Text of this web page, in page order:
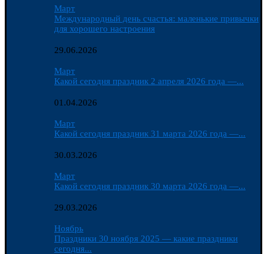
Март
Международный день счастья: маленькие привычки
для хорошего настроения
29.06.2026
Март
Какой сегодня праздник 2 апреля 2026 года —...
01.04.2026
Март
Какой сегодня праздник 31 марта 2026 года —...
30.03.2026
Март
Какой сегодня праздник 30 марта 2026 года —...
29.03.2026
Ноябрь
Праздники 30 ноября 2025 — какие праздники
сегодня...